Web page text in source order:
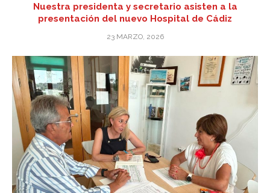
Nuestra presidenta y secretario asisten a la
presentación del nuevo Hospital de Cádiz
23 MARZO, 2026